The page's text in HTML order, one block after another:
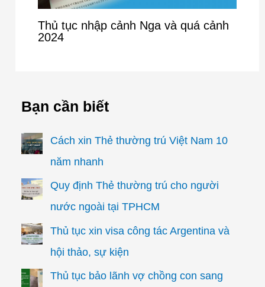
Thủ tục nhập cảnh Nga và quá cảnh
2024
Bạn cần biết
Cách xin Thẻ thường trú Việt Nam 10
năm nhanh
Quy định Thẻ thường trú cho người
nước ngoài tại TPHCM
Thủ tục xin visa công tác Argentina và
hội thảo, sự kiện
Thủ tục bảo lãnh vợ chồng con sang